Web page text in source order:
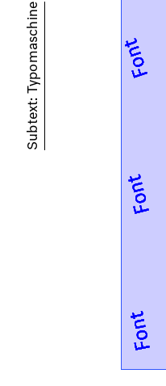
Subtext: Typomaschine